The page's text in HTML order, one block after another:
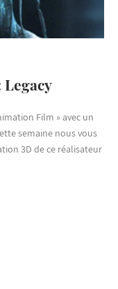
Film » avec un
semaine nous vous
3D de ce réalisateur